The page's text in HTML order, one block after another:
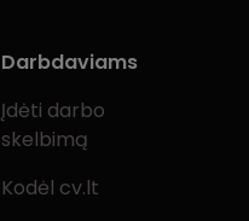
Darbdaviams
Įdėti darbo
skelbimą
Kodėl cv.lt